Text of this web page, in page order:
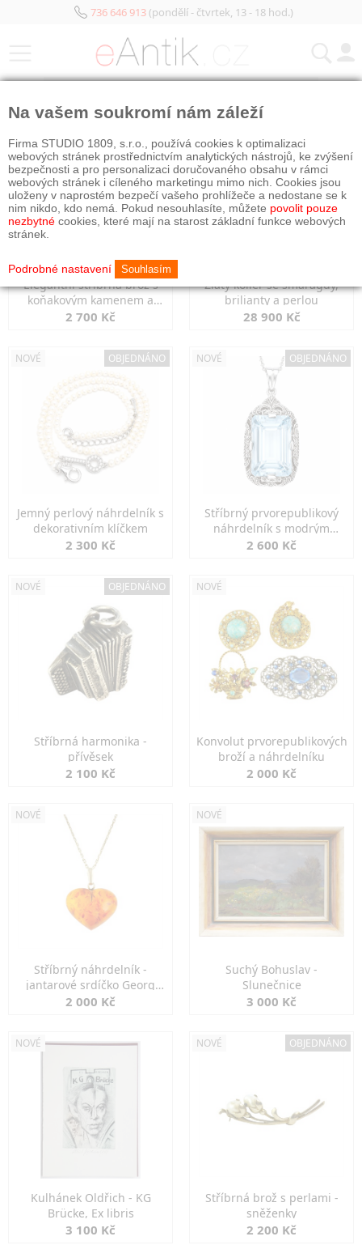
736 646 913(pondělí - čtvrtek, 13 - 18 hod.)
Elegantní stříbrná brož s
koňakovým kamenem a
markazity
2 700 Kč
Zlatý kolier se smaragdy,
brilianty a perlou
28 900 Kč
NOVÉ OBJEDNÁNO
Jemný perlový náhrdelník s
dekorativním klíčkem
2 300 Kč
NOVÉ OBJEDNÁNO
Stříbrný prvorepublikový
náhrdelník s modrým
spinelem
2 600 Kč
NOVÉ OBJEDNÁNO
Stříbrná harmonika -
přívěsek
2 100 Kč
NOVÉ
Konvolut prvorepublikových
broží a náhrdelníku
2 000 Kč
NOVÉ
Stříbrný náhrdelník -
jantarové srdíčko Georg
Kramer
2 000 Kč
NOVÉ
Suchý Bohuslav -
Slunečnice
3 000 Kč
NOVÉ
Kulhánek Oldřich - KG
Brücke, Ex libris
3 100 Kč
NOVÉ OBJEDNÁNO
Stříbrná brož s perlami -
sněženky
2 200 Kč
Na vašem soukromí nám záleží
Firma STUDIO 1809, s.r.o., používá cookies k optimalizaci
webových stránek prostřednictvím analytických nástrojů, ke zvýšení
bezpečnosti a pro personalizaci doručovaného obsahu v rámci
webových stránek i cíleného marketingu mimo nich. Cookies jsou
uloženy v naprostém bezpečí vašeho prohlížeče a nedostane se k
nim nikdo, kdo nemá. Pokud nesouhlasíte, můžete povolit pouze
nezbytné cookies, které mají na starost základní funkce webových
stránek.
Podrobné nastavení Souhlasím